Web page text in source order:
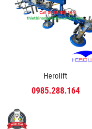
Herolift
0985.288.164